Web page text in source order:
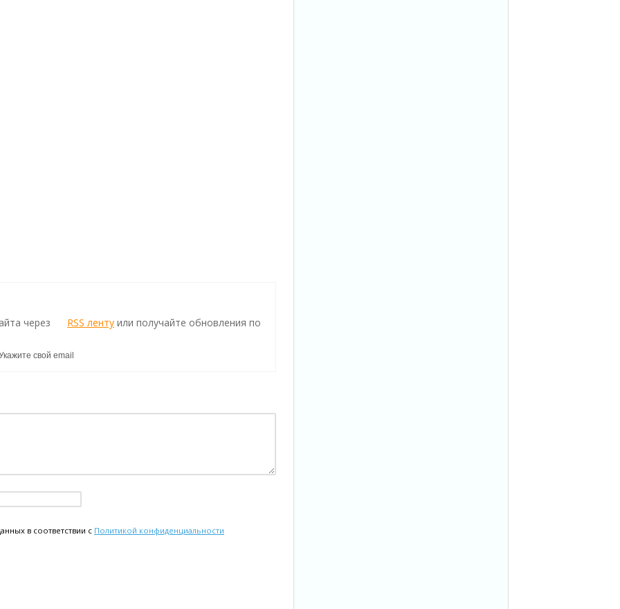
через RSS ленту или получайте обновления по
в соответствии с Политикой конфиденциальности